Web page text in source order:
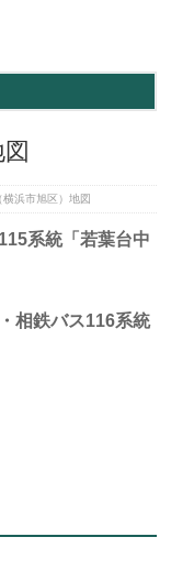
横浜市旭区）地図
系統「若葉台中
相鉄バス116系統